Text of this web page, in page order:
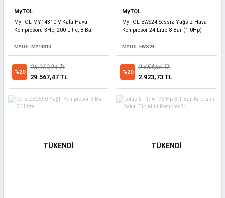
MyTOL
MyTOL MY14310 V-Kafa Hava
Kompresörü 3Hp, 200 Litre, 8 Bar
MYTOL.MY14310
%20
36.959,34 TL
29.567,47 TL
MyTOL
MyTOL EWS24 Sessiz Yağsız Hava
Kompresör 24 Litre 8 Bar (1.0Hp)
MYTOL.EWS24
%20
3.654,66 TL
2.923,73 TL
TÜKENDİ TÜKENDİ